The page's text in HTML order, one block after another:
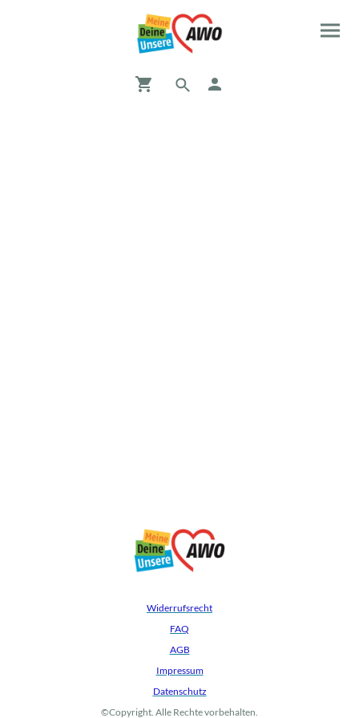
Widerrufsrecht
FAQ
AGB
Impressum
Datenschutz
©Copyright. Alle Rechte vorbehalten.